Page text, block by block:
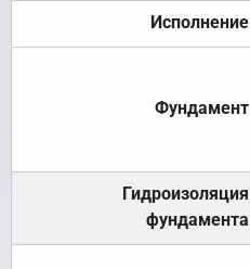
Исполнение
Фундамент
Гидроизоляция
фундамента